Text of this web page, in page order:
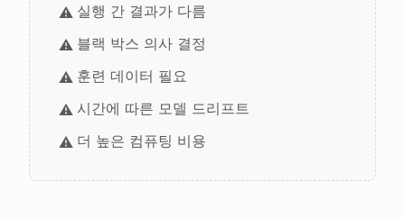
⚠️ 실행 간 결과가 다름
⚠️ 블랙 박스 의사 결정
⚠️ 훈련 데이터 필요
⚠️ 시간에 따른 모델 드리프트
⚠️ 더 높은 컴퓨팅 비용